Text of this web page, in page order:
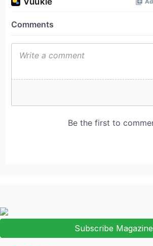
Subscribe Magazine